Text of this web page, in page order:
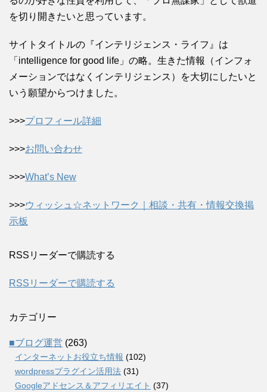
を切り開きたいと思っています。
サイトタイトルの『インテリジェンス・ライフ』は
「intelligence for good life」の略。生きた情報（インフォ
メーションではなくインテリジェンス）を大切にしたいと
いう願望からつけました。
>>>プロフィール詳細
>>>お問い合わせ
>>>What’s New
>>>ウィッシュ☆ネットワーク｜相談・共有・情報交換掲
示板
RSSリーダーで購読する
RSSリーダーで購読する
カテゴリー
■ブログ運営 (263)
インターネットお役立ち情報 (102)
wordpressプラグイン活用法 (31)
Googleアドセンス＆アフィリエイト (37)